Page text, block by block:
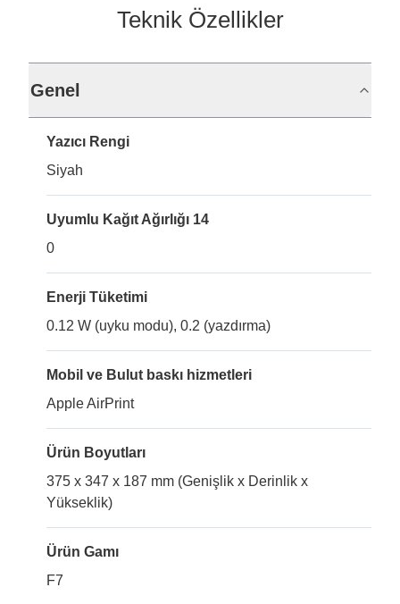
Teknik Özellikler
Genel
Yazıcı Rengi
Siyah
Uyumlu Kağıt Ağırlığı 14
0
Enerji Tüketimi
0.12 W (uyku modu), 0.2 (yazdırma)
Mobil ve Bulut baskı hizmetleri
Apple AirPrint
Ürün Boyutları
375 x 347 x 187 mm (Genişlik x Derinlik x
Yükseklik)
Ürün Gamı
F7